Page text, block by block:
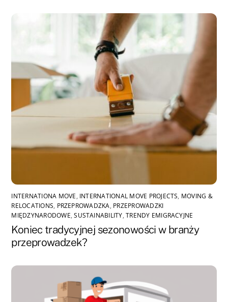
INTERNATIONA MOVE, INTERNATIONAL MOVE PROJECTS, MOVING &
RELOCATIONS, PRZEPROWADZKA, PRZEPROWADZKI
MIĘDZYNARODOWE,SUSTAINABILITY,TRENDY EMIGRACYJNE
Koniec tradycyjnej sezonowości w branży
przeprowadzek?